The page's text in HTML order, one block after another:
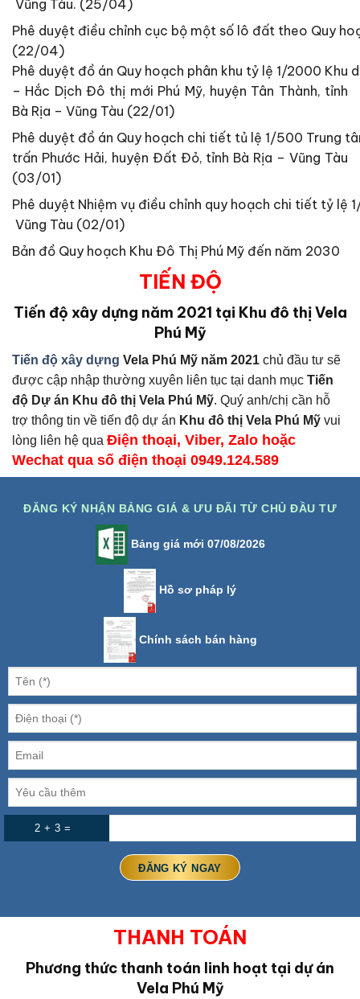
Vũng Tàu. (25/04)
Phê duyệt điều chỉnh cục bộ một số lô đất theo Quy
(22/04)
Phê duyệt đồ án Quy hoạch phân khu tỷ lệ 1/2000 Khu
– Hắc Dịch Đô thị mới Phú Mỹ, huyện Tân Thành, tỉnh
Bà Rịa – Vũng Tàu (22/01)
Phê duyệt đồ án Quy hoạch chi tiết tủ lệ 1/500 Trung
trấn Phước Hải, huyện Đất Đỏ, tỉnh Bà Rịa – Vũng Tàu
(03/01)
Phê duyệt Nhiệm vụ điều chỉnh quy hoạch chi tiết tỷ lệ
Vũng Tàu (02/01)
Bản đồ Quy hoạch Khu Đô Thị Phú Mỹ đến năm 2030
TIẾN ĐỘ
Tiến độ xây dựng năm 2021 tại Khu đô thị Vela
Phú Mỹ
Tiến độ xây dựng Vela Phú Mỹ năm 2021 chủ đầu tư sẽ
được cập nhập thường xuyên liên tục tại danh mục Tiến
độ Dự án Khu đô thị Vela Phú Mỹ. Quý anh/chị cần hỗ
trợ thông tin về tiến độ dự án Khu đô thị Vela Phú Mỹ vui
lòng liên hệ qua Điện thoại, Viber, Zalo hoặc
Wechat qua số điện thoại 0949.124.589
ĐĂNG KÝ NHẬN BẢNG GIÁ & ƯU ĐÃI TỪ CHỦ ĐẦU TƯ
Bảng giá mới 07/08/2026
Hồ sơ pháp lý
Chính sách bán hàng
2 + 3 =
THANH TOÁN
Phương thức thanh toán linh hoạt tại dự án
Vela Phú Mỹ